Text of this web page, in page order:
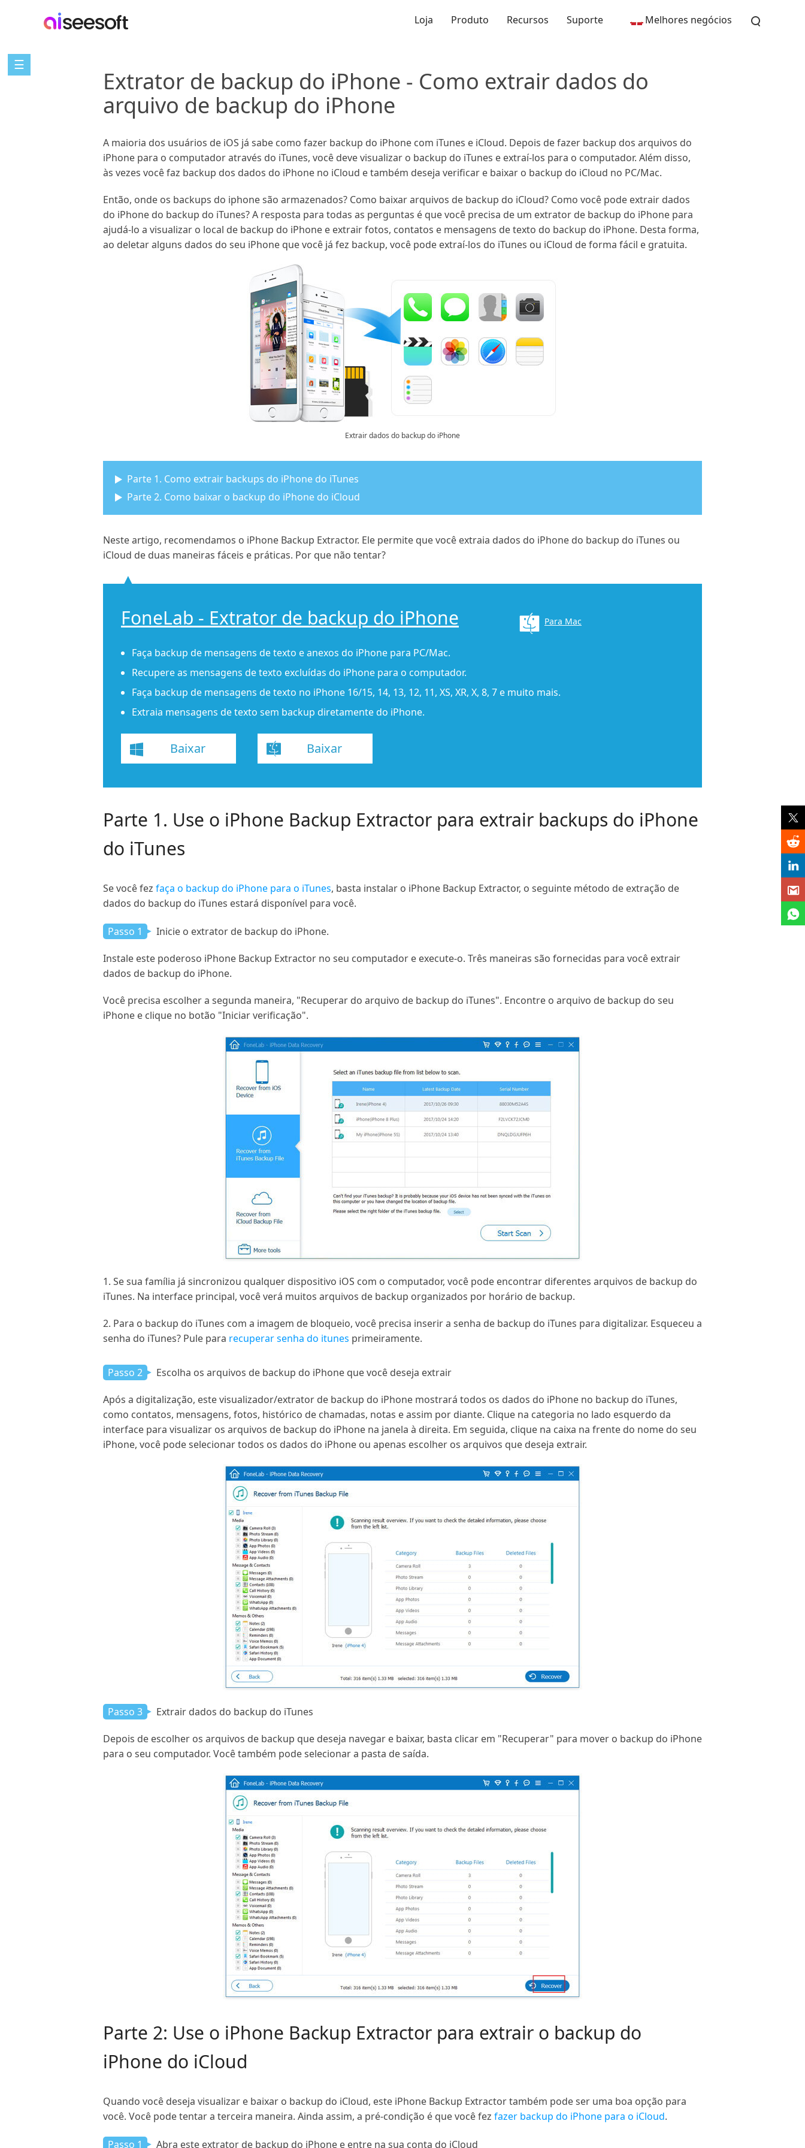
Loja Produto Recursos Suporte Melhores negócios
☰
Extrator de backup do iPhone - Como extrair dados do
arquivo de backup do iPhone
A maioria dos usuários de iOS já sabe como fazer backup do iPhone com iTunes e iCloud. Depois de fazer backup dos arquivos do
iPhone para o computador através do iTunes, você deve visualizar o backup do iTunes e extraí-los para o computador. Além disso,
às vezes você faz backup dos dados do iPhone no iCloud e também deseja verificar e baixar o backup do iCloud no PC/Mac.
Então, onde os backups do iphone são armazenados? Como baixar arquivos de backup do iCloud? Como você pode extrair dados
do iPhone do backup do iTunes? A resposta para todas as perguntas é que você precisa de um extrator de backup do iPhone para
ajudá-lo a visualizar o local de backup do iPhone e extrair fotos, contatos e mensagens de texto do backup do iPhone. Desta forma,
ao deletar alguns dados do seu iPhone que você já fez backup, você pode extraí-los do iTunes ou iCloud de forma fácil e gratuita.
Extrair dados do backup do iPhone
Parte 1. Como extrair backups do iPhone do iTunes
Parte 2. Como baixar o backup do iPhone do iCloud
Neste artigo, recomendamos o iPhone Backup Extractor. Ele permite que você extraia dados do iPhone do backup do iTunes ou
iCloud de duas maneiras fáceis e práticas. Por que não tentar?
FoneLab - Extrator de backup do iPhone Para Mac
Faça backup de mensagens de texto e anexos do iPhone para PC/Mac.
Recupere as mensagens de texto excluídas do iPhone para o computador.
Faça backup de mensagens de texto no iPhone 16/15, 14, 13, 12, 11, XS, XR, X, 8, 7 e muito mais.
Extraia mensagens de texto sem backup diretamente do iPhone.
Baixar Baixar
Parte 1. Use o iPhone Backup Extractor para extrair backups do iPhone
do iTunes
Se você fez faça o backup do iPhone para o iTunes, basta instalar o iPhone Backup Extractor, o seguinte método de extração de
dados do backup do iTunes estará disponível para você.
Passo 1 Inicie o extrator de backup do iPhone.
Instale este poderoso iPhone Backup Extractor no seu computador e execute-o. Três maneiras são fornecidas para você extrair
dados de backup do iPhone.
Você precisa escolher a segunda maneira, "Recuperar do arquivo de backup do iTunes". Encontre o arquivo de backup do seu
iPhone e clique no botão "Iniciar verificação".
1. Se sua família já sincronizou qualquer dispositivo iOS com o computador, você pode encontrar diferentes arquivos de backup do
iTunes. Na interface principal, você verá muitos arquivos de backup organizados por horário de backup.
2. Para o backup do iTunes com a imagem de bloqueio, você precisa inserir a senha de backup do iTunes para digitalizar. Esqueceu a
senha do iTunes? Pule para recuperar senha do itunes primeiramente.
Passo 2 Escolha os arquivos de backup do iPhone que você deseja extrair
Após a digitalização, este visualizador/extrator de backup do iPhone mostrará todos os dados do iPhone no backup do iTunes,
como contatos, mensagens, fotos, histórico de chamadas, notas e assim por diante. Clique na categoria no lado esquerdo da
interface para visualizar os arquivos de backup do iPhone na janela à direita. Em seguida, clique na caixa na frente do nome do seu
iPhone, você pode selecionar todos os dados do iPhone ou apenas escolher os arquivos que deseja extrair.
Passo 3 Extrair dados do backup do iTunes
Depois de escolher os arquivos de backup que deseja navegar e baixar, basta clicar em "Recuperar" para mover o backup do iPhone
para o seu computador. Você também pode selecionar a pasta de saída.
Parte 2: Use o iPhone Backup Extractor para extrair o backup do
iPhone do iCloud
Quando você deseja visualizar e baixar o backup do iCloud, este iPhone Backup Extractor também pode ser uma boa opção para
você. Você pode tentar a terceira maneira. Ainda assim, a pré-condição é que você fez fazer backup do iPhone para o iCloud.
Passo 1 Abra este extrator de backup do iPhone e entre na sua conta do iCloud